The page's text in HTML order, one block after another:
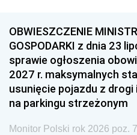
OBWIESZCZENIE
GOSPODARKI z dnia 23
sprawie ogłoszenia
2027 r. maksymalnych
usunięcie pojazdu z
na parkingu strzeżonym
Monitor Polski rok 2026 poz.